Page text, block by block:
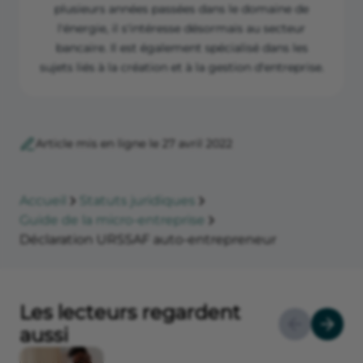
plusieurs années passées dans le domaine de
l'énergie, il s'intéresse désormais au secteur
bancaire. Il est également spécialisé dans les
sujets liés à la création et à la gestion d'entreprise.
Article mis en ligne le 27 avril 2022
Accueil
Statuts juridiques
Guide de la micro-entreprise
Déclaration URSSAF auto-entrepreneur
Les lecteurs regardent
aussi